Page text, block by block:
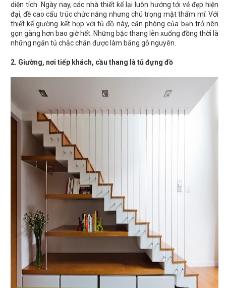
diện tích. Ngày nay, các nhà thiết kế lại luôn hướng tới vẻ đẹp hiện
đại, đề cao cấu trúc chức năng nhưng chú trọng mặt thẩm mĩ. Với
thiết kế giường kết hợp với tủ đồ này, căn phòng của bạn trở nên
gọn gàng hơn bao giờ hết. Những bậc thang lên xuống đồng thời là
những ngăn tủ chắc chắn được làm bằng gỗ nguyên.
2. Giường, nơi tiếp khách, cầu thang là tủ đựng đồ